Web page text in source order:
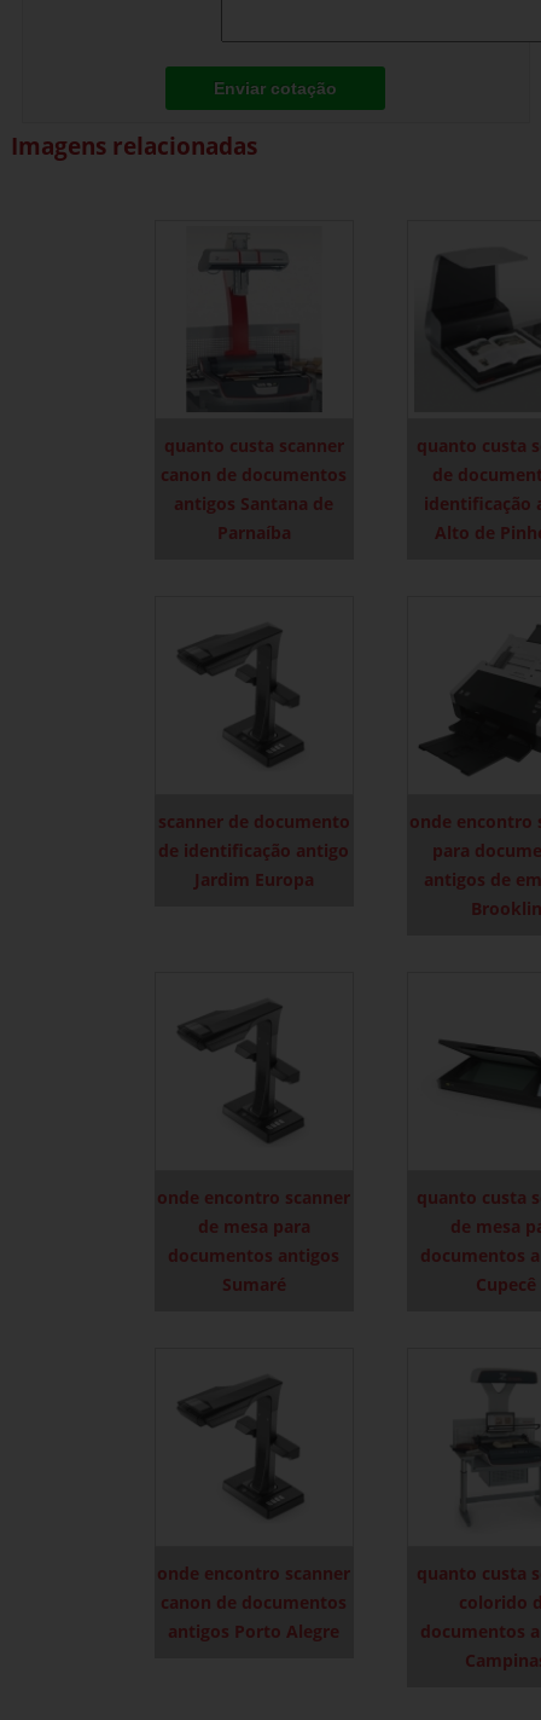
Enviar cotação
Imagens relacionadas
quanto custa scanner
canon de documentos
antigos Santana de
Parnaíba
quanto custa
de
identificação
Alto de
scanner de documento
de identificação antigo
Jardim Europa
onde encontro
para
antigos de
Brooklin
onde encontro scanner
de mesa para
documentos antigos
Sumaré
quanto custa
de mesa
documentos
Cupecê
onde encontro scanner
canon de documentos
antigos Porto Alegre
quanto custa
colorido
documentos